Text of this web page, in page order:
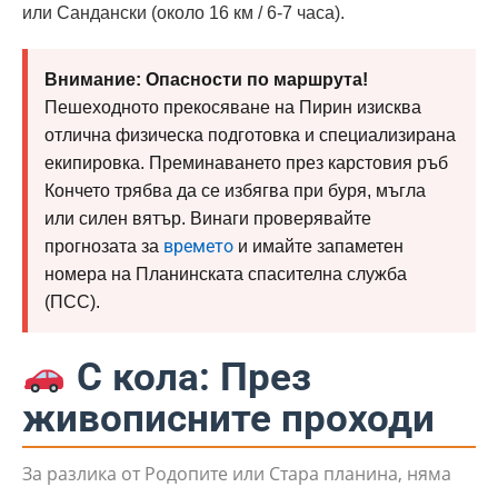
или Сандански (около 16 км / 6-7 часа).
Внимание: Опасности по маршрута!
Пешеходното прекосяване на Пирин изисква
отлична физическа подготовка и специализирана
екипировка. Преминаването през карстовия ръб
Кончето трябва да се избягва при буря, мъгла
или силен вятър. Винаги проверявайте
прогнозата за времето и имайте запаметен
номера на Планинската спасителна служба
(ПСС).
С кола: През
живописните проходи
За разлика от Родопите или Стара планина, няма